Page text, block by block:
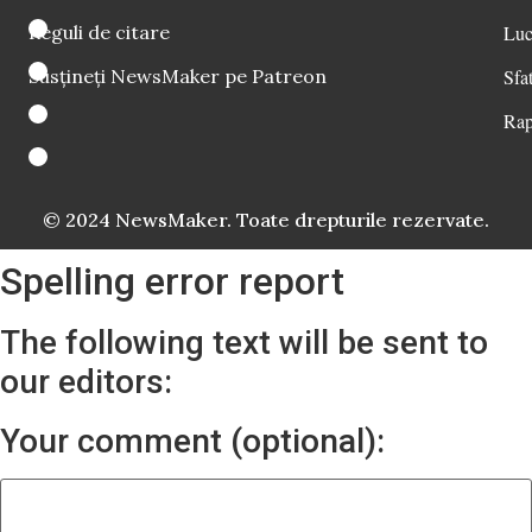
Reguli de citare
Susțineți NewsMaker pe Patreon
© 2024 NewsMaker. Toate drepturile rezervate.
Spelling error report
The following text will be sent to
our editors:
Your comment (optional):